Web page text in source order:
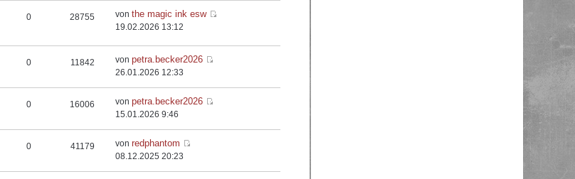
0 28755 vonthe magic ink esw
19.02.2026 13:12
0 11842 vonpetra.becker2026
26.01.2026 12:33
0 16006 vonpetra.becker2026
15.01.2026 9:46
0 41179 vonredphantom
08.12.2025 20:23